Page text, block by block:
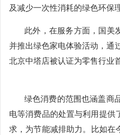
及减少一次性消耗的绿色环保
此外，在服务方面，国美
并推出绿色家电体验活动，通
北京中塔店被认证为零售行业
绿色消费的范围也涵盖商
电等消费品的处置与利用提供
求，为节能减排助力。比如在